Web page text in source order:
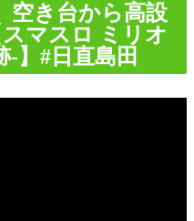
空き台から高設
マスロ ミリオ
】#日直島田